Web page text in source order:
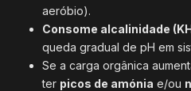
aeróbio).
Consome alcalinidade
queda gradual de pH em
Se a carga orgânica
ter picos de amónia e/ou